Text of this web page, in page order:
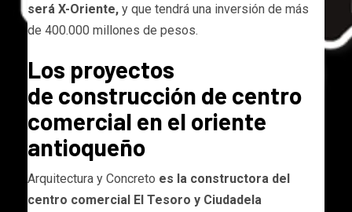
será X-Oriente, y que tendrá una inversión de más
de 400.000 millones de pesos.
Los proyectos
de construcción de centro
comercial en el oriente
antioqueño
Arquitectura y Concreto es la constructora del
centro comercial El Tesoro y Ciudadela